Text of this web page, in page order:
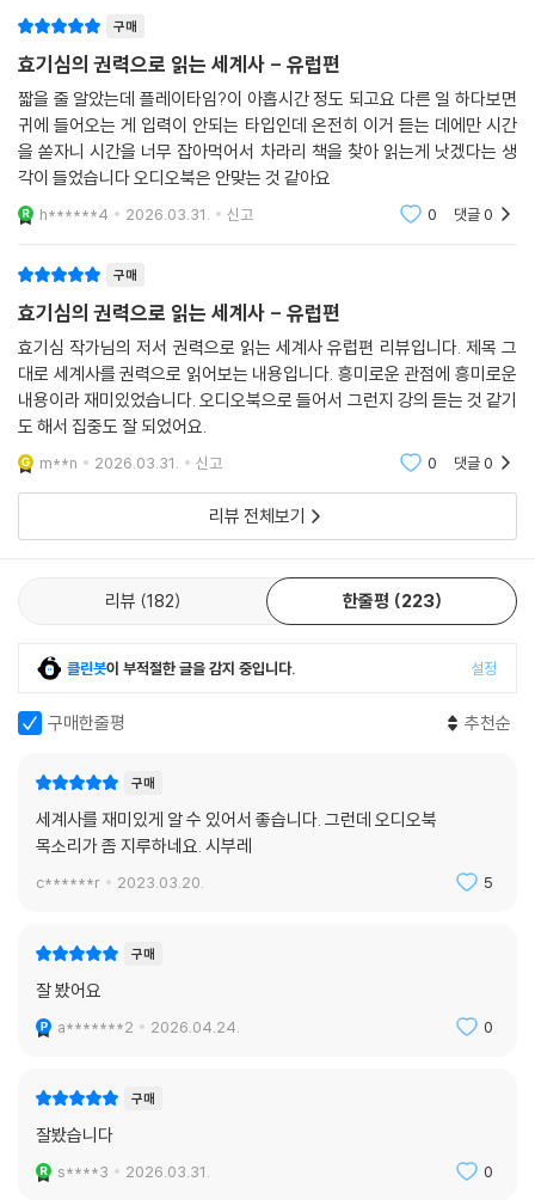
(383~384쪽)」 중에서
는 음모론이 유행했다. 당시 유대인들 중에는 의학 지식이 풍부한 사람이
유독 많아서 유럽뿐 아니라 이슬람 지역에서도 많은 유대인들이 의사로 활
동할 정도였다. 그렇다 보니 유대인들은 독약도 잘 만들 것이라고 막연하
게 생각했던 듯하다. 이런 ‘뇌피셜’에다 유대인에 대한 혐오, 흑사병에 대한
공포까지 결합되어 어처구니없는 음모론이 나온 것이다.
팬데믹 상황에서 가장 중요한 것은 질병으로부터 국민을 지켜내는 것이다.
그러나 중세 유럽인들은 그 대신에 소수자였던 유대인들을 흑사병을 퍼트
퍼진 코로나 팬데믹은 이후 북미와 유럽에서 아시아인 혐오 범죄로 이어졌
다. 하지만 중국인을 욕하면 코로나가 해결될 수 있는 것일까? 우리는 반드
시 잊지 않아야 할 것이 있다. 혐오는 아무것도 해결해주지 않는다는 것 말
이다.
왜 프랑스인들은
혁명 이후 황제 정치를 선택했을까?
대혁명을 일으켰던 프랑스 국민들은 1804년 자유, 평등과 거리가 먼 나폴
레옹의 황제 정치를 지지했다. 1795년 나폴레옹은 왕당파의 쿠데타를 제
압하면서 내무 사령관으로 진급한다. 그리고 1796년 해외 원정군 사령관
으로 취임해 진격해오던 오스트리아 군대와의 전투에서 대승을 거둔다. 구
국의 영웅이 된 나폴레옹은 이집트로 원정을 떠났는데 프랑스 총재정부가
나폴레옹을 이집트로 보낸 이유는 따로 있었다. 나폴레옹의 지지율이 올라
러 멀리 보내 국민들의 관심을 끊어낼 필요가 있었던 것이다. 그런데 프랑
이었다. 아무것도 해결 못하던 프랑스 정부에 대해 국민들은 희망을 느끼
지 못했다. 이 때문에 구국의 영웅 나폴레옹이 이집트에서 패배하고 도망
친 것에 별로 상관하지 않았다. 프랑스대혁명 이후 10년 내내 혼란을 거듭
다. 게다가 나폴레옹은 이미지 메이킹에 엄청난 재능을 가진 사람이었다.
트]라는 그림이다. 그림에서 나폴레옹은 흑사병 환자들을 멀리하지 않고
마치 예수가 재림해 기적이라도 부리는 듯 흑사병 환자에게 가까이 다가가
레옹을 황제로 추대한다. 몇 년 전까지만 해도 자유와 평등을 외치며 왕정
된 것이다. 그것도 국민들 스스로 원해서 말이다.
구매
효기심의 권력으로 읽는 세계사 - 유럽편
짧을 줄 알았는데 플레이타임?이 아홉시간 정도 되고요 다른 일 하다보면
귀에 들어오는 게 입력이 안되는 타입인데 온전히 이거 듣는 데에만 시간
을 쏟자니 시간을 너무 잡아먹어서 차라리 책을 찾아 읽는게 낫겠다는 생
각이 들었습니다 오디오북은 안맞는 것 같아요
h******4 2026.03.31. 신고 0 댓글0
구매
효기심의 권력으로 읽는 세계사 - 유럽편
효기심 작가님의 저서 권력으로 읽는 세계사 유럽편 리뷰입니다. 제목 그
대로 세계사를 권력으로 읽어보는 내용입니다. 흥미로운 관점에 흥미로운
내용이라 재미있었습니다. 오디오북으로 들어서 그런지 강의 듣는 것 같기
도 해서 집중도 잘 되었어요.
m**n 2026.03.31. 신고 0 댓글0
리뷰 전체보기
리뷰 182 한줄평 223
클린봇이 부적절한 글을 감지 중입니다. 설정
구매한줄평 추천순
구매
세계사를 재미있게 알 수 있어서 좋습니다. 그런데 오디오북
목소리가 좀 지루하네요. 시부레
c******r 2023.03.20. 5
구매
잘 봤어요
a*******2 2026.04.24. 0
구매
잘봤습니다
s****3 2026.03.31. 0